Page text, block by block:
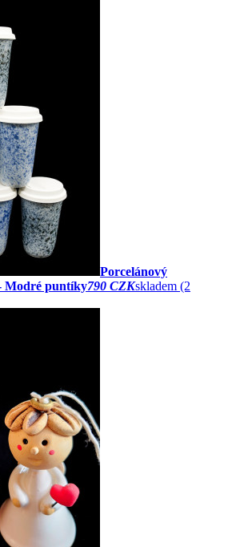
Porcelánový
Modré puntíky790 CZKskladem (2